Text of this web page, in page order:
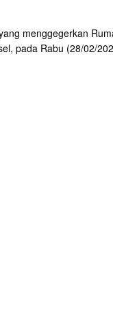
menggegerkan
pada Rabu (28/02/